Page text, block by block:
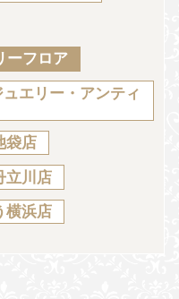
KO
ーフロア
エリー・アンティ
袋店
立川店
横浜店